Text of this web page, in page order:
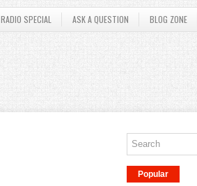
RADIO SPECIAL ASK A QUESTION BLOG ZONE
Popular